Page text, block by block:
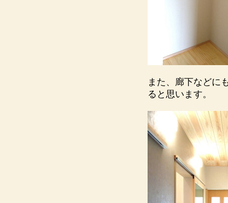
また、廊下などに
ると思います。